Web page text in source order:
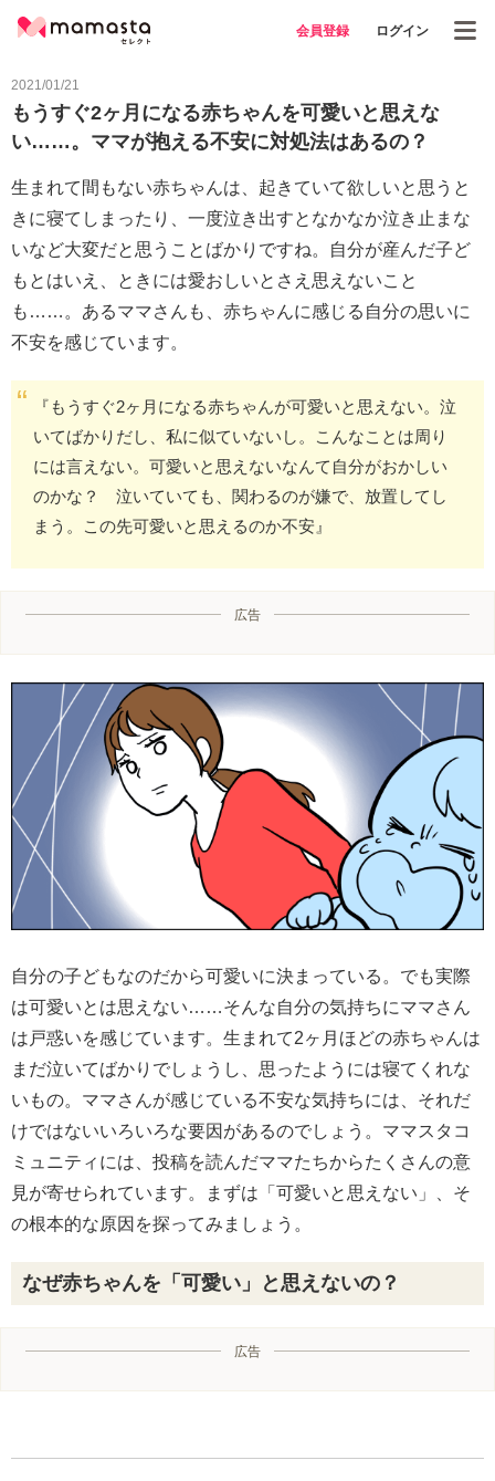
会員登録 ログイン
2021/01/21
もうすぐ2ヶ月になる赤ちゃんを可愛いと思えな
い……。ママが抱える不安に対処法はあるの？
生まれて間もない赤ちゃんは、起きていて欲しいと思うと
きに寝てしまったり、一度泣き出すとなかなか泣き止まな
いなど大変だと思うことばかりですね。自分が産んだ子ど
もとはいえ、ときには愛おしいとさえ思えないこと
も……。あるママさんも、赤ちゃんに感じる自分の思いに
不安を感じています。
『もうすぐ2ヶ月になる赤ちゃんが可愛いと思えない。泣
いてばかりだし、私に似ていないし。こんなことは周り
には言えない。可愛いと思えないなんて自分がおかしい
のかな？ 泣いていても、関わるのが嫌で、放置してし
まう。この先可愛いと思えるのか不安』
広告
自分の子どもなのだから可愛いに決まっている。でも実際
は可愛いとは思えない……そんな自分の気持ちにママさん
は戸惑いを感じています。生まれて2ヶ月ほどの赤ちゃんは
まだ泣いてばかりでしょうし、思ったようには寝てくれな
いもの。ママさんが感じている不安な気持ちには、それだ
けではないいろいろな要因があるのでしょう。ママスタコ
ミュニティには、投稿を読んだママたちからたくさんの意
見が寄せられています。まずは「可愛いと思えない」、そ
の根本的な原因を探ってみましょう。
なぜ赤ちゃんを「可愛い」と思えないの？
広告